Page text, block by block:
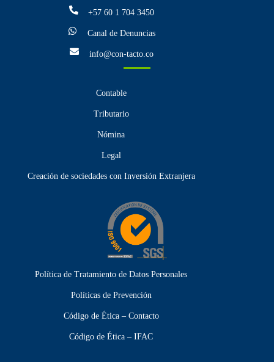
+57 60 1 704 3450
Canal de Denuncias
info@con-tacto.co
Contable
Tributario
Nómina
Legal
Creación de sociedades con Inversión Extranjera
Política de Tratamiento de Datos Personales
Políticas de Prevención
Código de Ética – Contacto
Código de Ética – IFAC